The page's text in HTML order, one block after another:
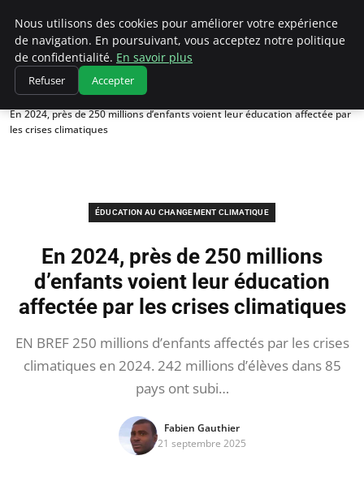
Climatedebtagents
Accueil
Éducation au changement climatique
En 2024, près de 250 millions d’enfants voient leur éducation affectée par
les crises climatiques
ÉDUCATION AU CHANGEMENT CLIMATIQUE
En 2024, près de 250 millions
d’enfants voient leur éducation
affectée par les crises climatiques
EN BREF 250 millions d’enfants affectés par les crises
climatiques en 2024. 242 millions d’élèves dans 85
pays ont subi…
Fabien Gauthier
21 septembre 2025
Nous utilisons des cookies pour améliorer votre expérience
de navigation. En poursuivant, vous acceptez notre politique
de confidentialité. En savoir plus
Refuser Accepter